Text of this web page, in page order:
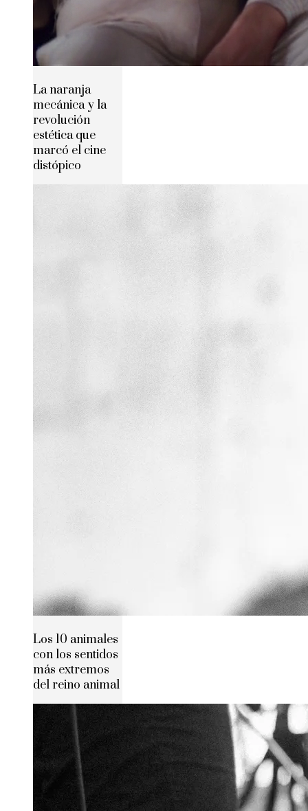
La naranja
mecánica y la
revolución
estética que
marcó el cine
distópico
Los 10 animales
con los sentidos
más extremos
del reino animal